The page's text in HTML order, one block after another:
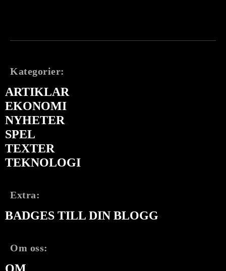
Kategorier:
ARTIKLAR
EKONOMI
NYHETER
SPEL
TEXTER
TEKNOLOGI
Extra:
BADGES TILL DIN BLOGG
Om oss:
OM